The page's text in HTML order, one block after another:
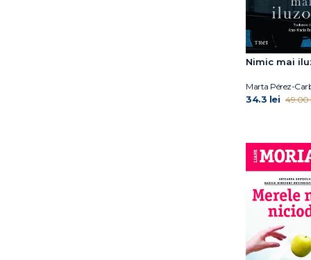
Nimic mai
Marta Pérez-
34.3 lei 49.00